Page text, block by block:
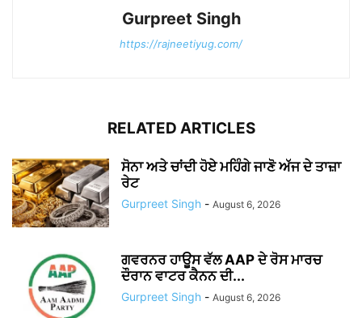
Gurpreet Singh
https://rajneetiyug.com/
RELATED ARTICLES
ਸੋਨਾ ਅਤੇ ਚਾਂਦੀ ਹੋਏ ਮਹਿੰਗੇ ਜਾਣੋ ਅੱਜ ਦੇ ਤਾਜ਼ਾ
ਰੇਟ
Gurpreet Singh - August 6, 2026
ਗਵਰਨਰ ਹਾਊਸ ਵੱਲ AAP ਦੇ ਰੋਸ ਮਾਰਚ
ਦੌਰਾਨ ਵਾਟਰ ਕੈਨਨ ਦੀ...
Gurpreet Singh - August 6, 2026